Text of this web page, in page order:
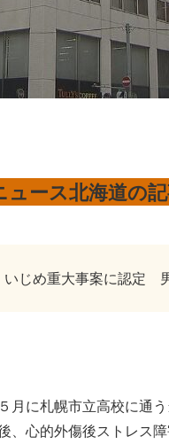
ュース北海道の
じめ重大事案に認定
月に札幌市立高校に通
、心的外傷後ストレス